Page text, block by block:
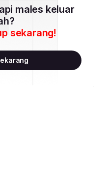
males keluar
sekarang!